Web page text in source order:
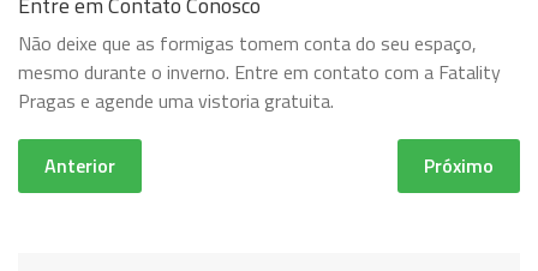
Não deixe que as formigas tomem conta do seu espaço,
mesmo durante o inverno. Entre em contato com a Fatality
Pragas e agende uma vistoria gratuita.
Anterior Próximo